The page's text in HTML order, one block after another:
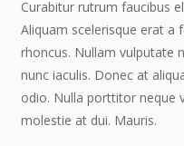
Curabitur rutrum faucibus
Aliquam scelerisque erat a
rhoncus. Nullam vulputate
nunc iaculis. Donec at
odio. Nulla porttitor neque
molestie at dui. Mauris.